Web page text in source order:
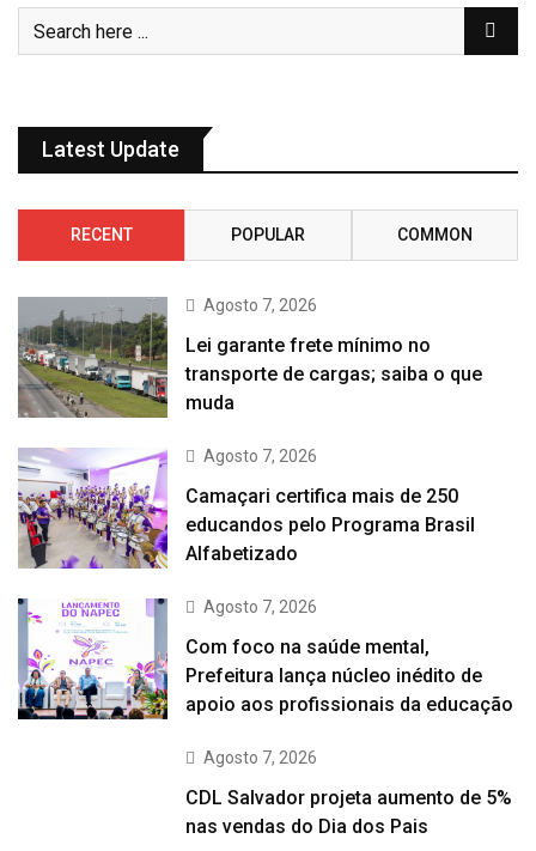
Latest Update
RECENT POPULAR COMMON
Agosto 7, 2026
Lei garante frete mínimo no
transporte de cargas; saiba o que
muda
Agosto 7, 2026
Camaçari certifica mais de 250
educandos pelo Programa Brasil
Alfabetizado
Agosto 7, 2026
Com foco na saúde mental,
Prefeitura lança núcleo inédito de
apoio aos profissionais da educação
Agosto 7, 2026
CDL Salvador projeta aumento de 5%
nas vendas do Dia dos Pais